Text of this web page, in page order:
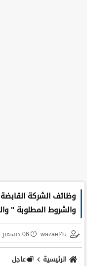
وظائف الشركة القابضة
والشروط المطلوبة " والتقديم
wazaef4u 06 ديسمبر 2023
الرئيسية عاجل